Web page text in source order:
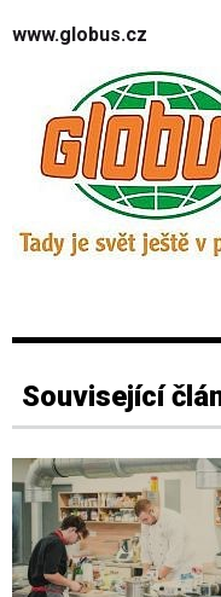
www.globus.cz
Související